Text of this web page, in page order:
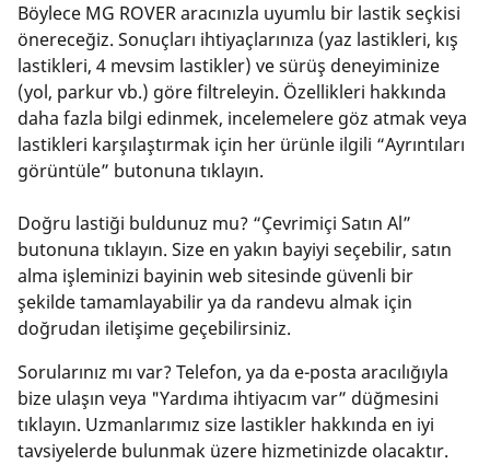
Böylece MG ROVER aracınızla uyumlu bir lastik seçkisi
önereceğiz. Sonuçları ihtiyaçlarınıza (yaz lastikleri, kış
lastikleri, 4 mevsim lastikler) ve sürüş deneyiminize
(yol, parkur vb.) göre filtreleyin. Özellikleri hakkında
daha fazla bilgi edinmek, incelemelere göz atmak veya
lastikleri karşılaştırmak için her ürünle ilgili “Ayrıntıları
görüntüle” butonuna tıklayın.
Doğru lastiği buldunuz mu? “Çevrimiçi Satın Al”
butonuna tıklayın. Size en yakın bayiyi seçebilir, satın
alma işleminizi bayinin web sitesinde güvenli bir
şekilde tamamlayabilir ya da randevu almak için
doğrudan iletişime geçebilirsiniz.
Sorularınız mı var? Telefon, ya da e-posta aracılığıyla
bize ulaşın veya "Yardıma ihtiyacım var” düğmesini
tıklayın. Uzmanlarımız size lastikler hakkında en iyi
tavsiyelerde bulunmak üzere hizmetinizde olacaktır.